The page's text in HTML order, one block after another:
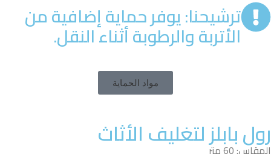
ترشيحنا: يوفر حماية إضافية من
الأتربة والرطوبة أثناء النقل.
مواد الحماية
رول بابلز لتغليف الأثاث